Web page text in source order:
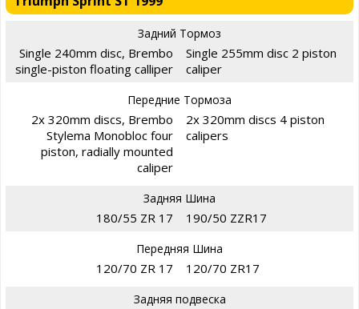
Задний Тормоз
Single 240mm disc, Brembo
single-piston floating calliper
Single 255mm disc 2 piston
caliper
Передние Тормоза
2x 320mm discs, Brembo
Stylema Monobloc four
piston, radially mounted
caliper
2x 320mm discs 4 piston
calipers
Задняя Шина
180/55 ZR 17 190/50 ZZR17
Передняя Шина
120/70 ZR 17 120/70 ZR17
Задняя подвеска